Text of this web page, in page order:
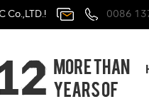
Co.,LTD.! 0086